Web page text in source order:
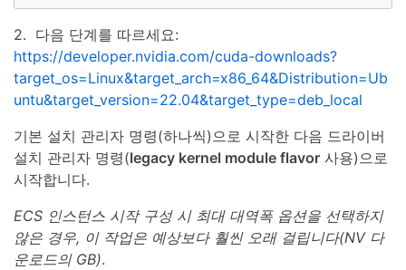
2. 다음 단계를 따르세요:
https://developer.nvidia.com/cuda-downloads?
target_os=Linux&target_arch=x86_64&Distribution=Ub
untu&target_version=22.04&target_type=deb_local
기본 설치 관리자 명령(하나씩)으로 시작한 다음 드라이버
설치 관리자 명령(legacy kernel module flavor 사용)으로
시작합니다.
ECS 인스턴스 시작 구성 시 최대 대역폭 옵션을 선택하지
않은 경우, 이 작업은 예상보다 훨씬 오래 걸립니다(NV 다
운로드의 GB).